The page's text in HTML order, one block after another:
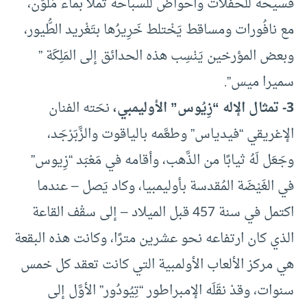
مع نافُورات ومساقط يَخْتلط خَرِيرُها بتَغْريد الطُّيور،
وبعض المؤرخين يَنْسِب هذه الحدائق إلى المَلِكَة ”
سميرا ميس”.
3- تمثال الإله “زِيُوس” الأوليمبي،
نحَته الفنان
الإغريقي “فيدياس” وطعَّمه بالياقوت والزَّبَرْجَد،
وجَعَل لَهُ ثيابًا من الذَّهب، وأقامه في مَعْبَد “زِيوس”
في الغَيْضَة المُقدسة بأوليمبيا، وكاد يَصل – عندما
اكتمل في سنة 457 قبل الميلاد – إلى سقْف القاعة
الذي كان ارتفاعه نحو عشرين مترًا، وكانت هذه البقعة
هي مركز الألعاب الأولمبية التي كانت تعقد كل خمس
سنوات، وقدْ نقَلَه الإمبراطور “تِيُودُور” الأوَّل إلى